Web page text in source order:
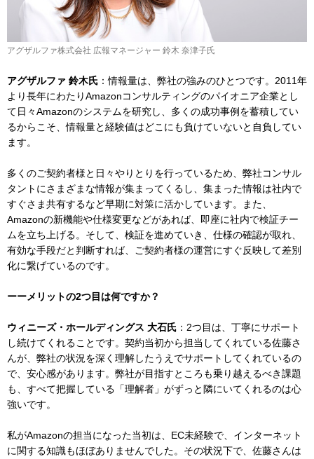
アグザルファ株式会社 広報マネージャー 鈴木 奈津子氏
アグザルファ 鈴木氏 ：情報量は、弊社の強みのひとつです。2011年
より長年にわたりAmazonコンサルティングのパイオニア企業とし
て日々Amazonのシステムを研究し、多くの成功事例を蓄積してい
るからこそ、情報量と経験値はどこにも負けていないと自負してい
ます。
多くのご契約者様と日々やりとりを行っているため、弊社コンサル
タントにさまざまな情報が集まってくるし、集まった情報は社内で
すぐさま共有するなど早期に対策に活かしています。また、
Amazonの新機能や仕様変更などがあれば、即座に社内で検証チー
ムを立ち上げる。そして、検証を進めていき、仕様の確認が取れ、
有効な手段だと判断すれば、ご契約者様の運営にすぐ反映して差別
化に繋げているのです。
ーーメリットの2つ目は何ですか？
ウィニーズ・ホールディングス 大石氏 ：2つ目は、丁寧にサポート
し続けてくれることです。契約当初から担当してくれている佐藤さ
んが、弊社の状況を深く理解したうえでサポートしてくれているの
で、安心感があります。弊社が目指すところも乗り越えるべき課題
も、すべて把握している「理解者」がずっと隣にいてくれるのは心
強いです。
私がAmazonの担当になった当初は、EC未経験で、インターネット
に関する知識もほぼありませんでした。その状況下で、佐藤さんは